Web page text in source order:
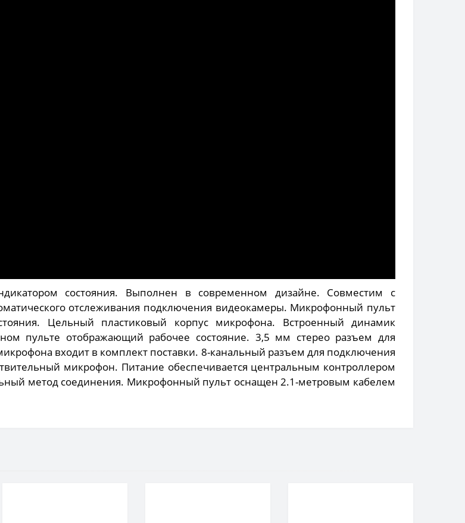
состояния. Выполнен в современном дизайне. Совместим с
отслеживания подключения видеокамеры. Микрофонный пульт
Цельный пластиковый корпус микрофона. Встроенный динамик
пульте отображающий рабочее состояние. 3,5 мм стерео разъем для
входит в комплект поставки. 8-канальный разъем для подключения
микрофон. Питание обеспечивается центральным контроллером
метод соединения. Микрофонный пульт оснащен 2.1-метровым кабелем